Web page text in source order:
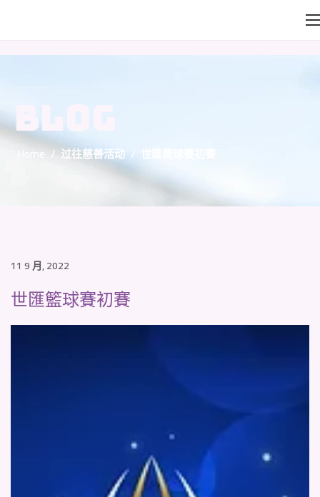
BLOG
Home /过往慈善活动 / 世匯籃球賽初賽
11 9 月, 2022
世匯籃球賽初賽